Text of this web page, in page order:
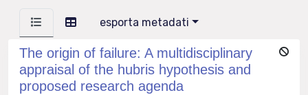
esporta metadati
The origin of failure: A multidisciplinary
appraisal of the hubris hypothesis and
proposed research agenda